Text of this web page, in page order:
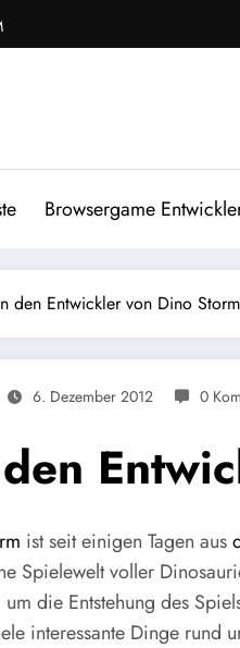
Browsergame
den Entwickler von Dino Storm
6. Dezember 2012 0
ist seit einigen Tagen aus
Spielewelt voller
die Entstehung des
interessante Dinge rund